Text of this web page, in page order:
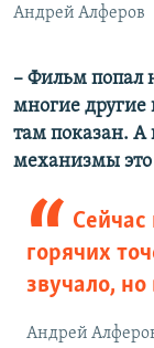
Андрей Алферов
– Фильм попал
многие
там показан. А
механизмы это
горячих
звучало,
Андрей